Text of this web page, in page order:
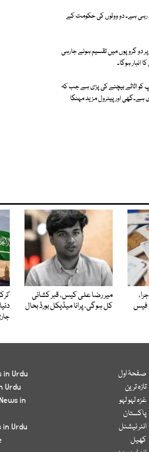
رہی ہے۔ دو ووٹوں کی حکومت کے
دو گروپوں میں تقسیم ہونے جارہی
ہوگا۔
کو اثاثے بیچنے کی پڑی ہے جب کہ
بجلی 7روپے فی یونٹ اور مہنگی کر دی ہے۔گھی اور پیٹرول مزید مہنگا
فیس
میر رضا علی کیس، قبر کشائی
کل ہوگی، پرانا میڈیکل بورڈ بحال
صفحۂ اول
تازہ ترین
غزہ لہو لہو
پاکستان
انٹر نیشنل
کھیل
in Urdu
Urdu
in
in Urdu